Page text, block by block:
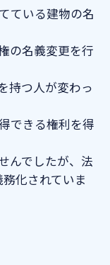
ている建物の名
の名義変更を行
持つ人が変わっ
できる権利を得
んでしたが、法
化されていま